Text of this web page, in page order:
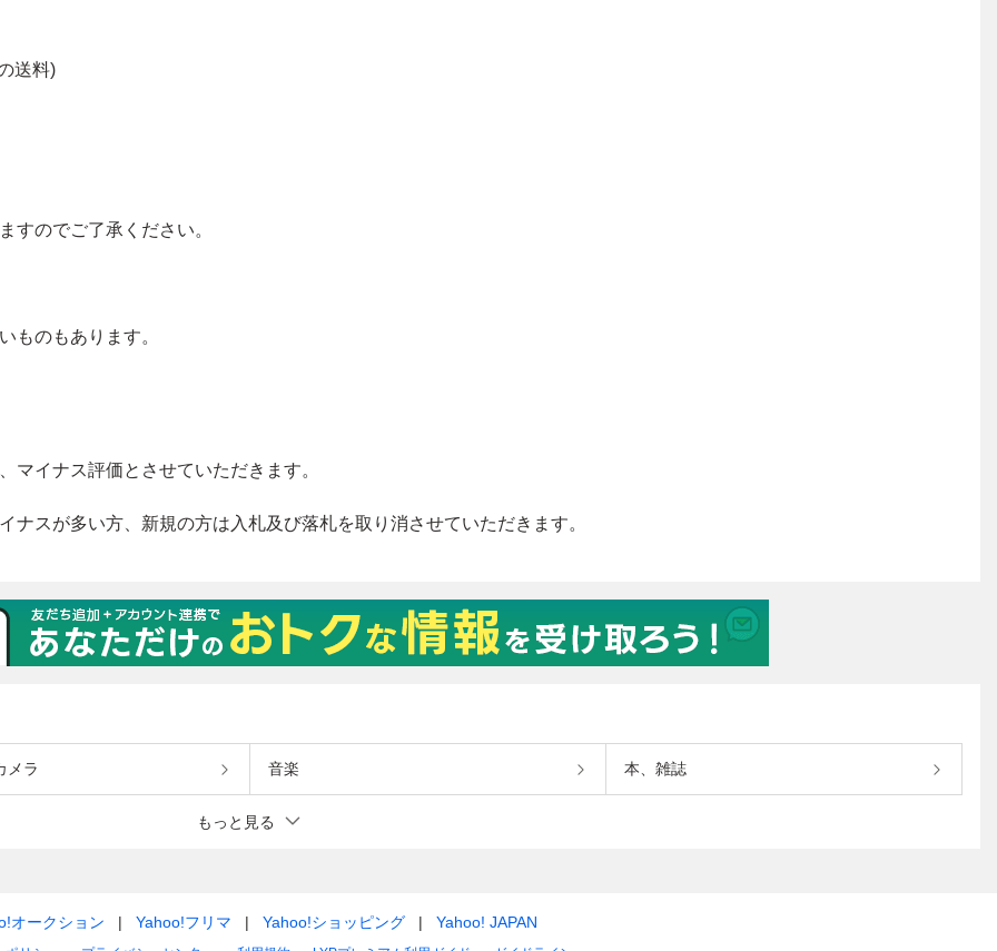
メラ 音楽 本、雑誌
もっと見る
オークション Yahoo!フリマ Yahoo!ショッピング Yahoo! JAPAN